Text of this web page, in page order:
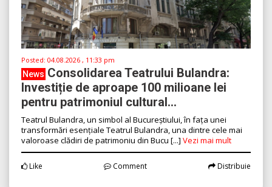
Posted: 04.08.2026 , 11:33 pm
News Consolidarea Teatrului Bulandra:
Investiție de aproape 100 milioane lei
pentru patrimoniul cultural...
Teatrul Bulandra, un simbol al Bucureștiului, în fața unei
transformări esențiale Teatrul Bulandra, una dintre cele mai
valoroase clădiri de patrimoniu din Bucu [...] Vezi mai mult
Like Comment Distribuie